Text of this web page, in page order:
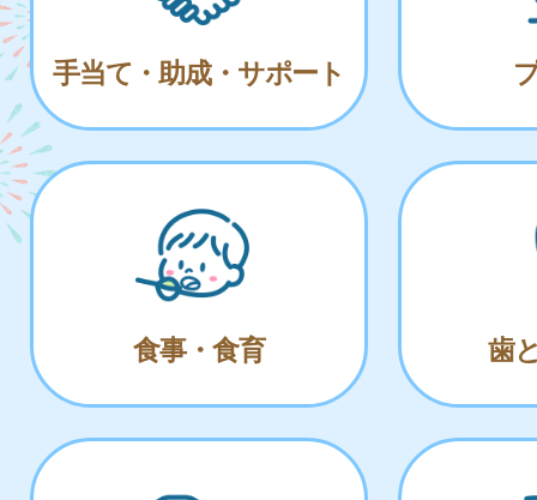
手当て・助成・サポート
食事・食育 歯